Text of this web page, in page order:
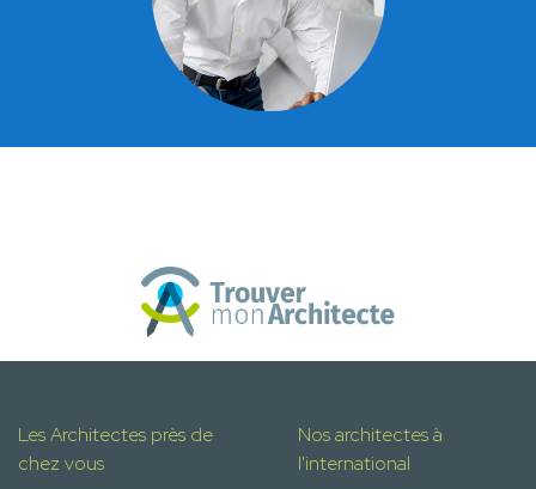
Les Architectes près de
chez vous
Nos architectes à
l'international